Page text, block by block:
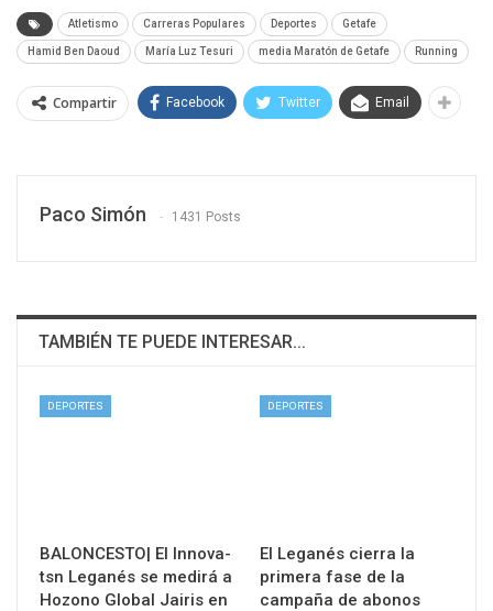
Atletismo Carreras Populares Deportes Getafe
Hamid Ben Daoud María Luz Tesuri media Maratón de Getafe Running
Compartir Facebook Twitter Email
Paco Simón 1431 Posts
TAMBIÉN TE PUEDE INTERESAR...
DEPORTES
BALONCESTO| El Innova-
tsn Leganés se medirá a
Hozono Global Jairis en
DEPORTES
El Leganés cierra la
primera fase de la
campaña de abonos